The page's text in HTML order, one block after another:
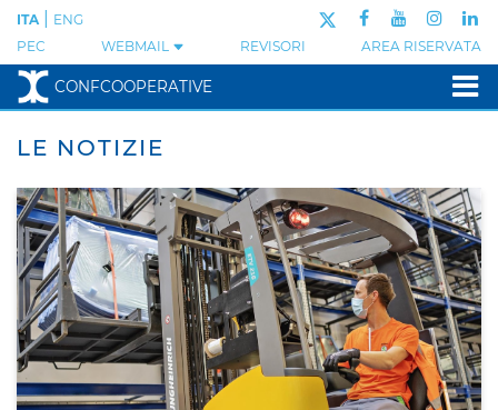
PEC WEBMAIL REVISORI AREA RISERVATA
ITA ENG
CONFCOOPERATIVE
LE NOTIZIE